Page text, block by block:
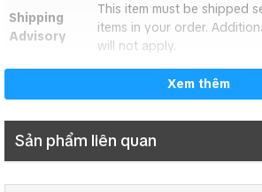
Shipping
shipments, please check
Internatio
This item is not eligible for
Origin
China
Shipping
Advisory
charges will not apply.
Shipping
Advisory
This item must be shipped
items in your order.
will not apply.
B000KMCFZG
number
B1220 PRO
Xem thêm
Sản phẩm liên quan